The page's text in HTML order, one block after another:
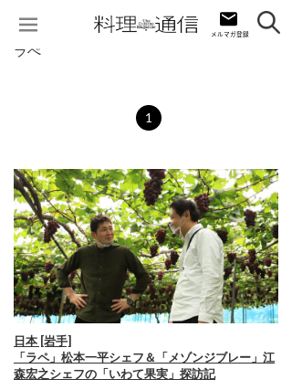
ラぺ
1
日本 [岩手]
「ラペ」松本一平シェフ＆「メゾンジブレー」江
森宏之シェフの「いわて果実」探訪記